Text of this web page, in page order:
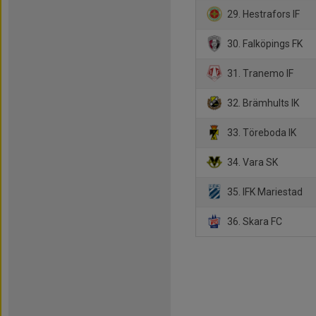
29. Hestrafors IF
30. Falköpings FK
31. Tranemo IF
32. Brämhults IK
33. Töreboda IK
34. Vara SK
35. IFK Mariestad
36. Skara FC